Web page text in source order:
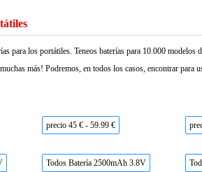
para los portátiles. Teneos baterías para 10.000
más! Podremos, en todos los casos, encontrar para
precio 45 € - 59.99 €
Todos Batería 2500mAh 3.8V